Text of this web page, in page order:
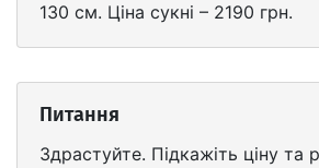
130 см. Ціна сукні – 2190 грн.
Питання
Здрастуйте. Підкажіть ціну та